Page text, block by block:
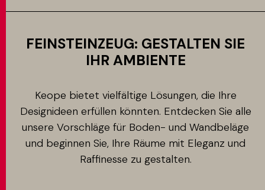
FEINSTEINZEUG: GESTALTEN SIE
IHR AMBIENTE
Keope bietet vielfältige Lösungen, die Ihre
Designideen erfüllen könnten. Entdecken Sie alle
unsere Vorschläge für Boden- und Wandbeläge
und beginnen Sie, Ihre Räume mit Eleganz und
Raffinesse zu gestalten.